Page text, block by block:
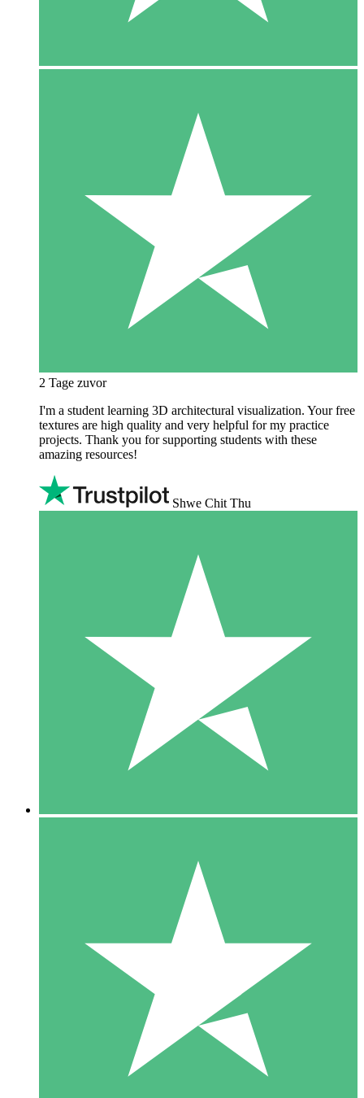
2 Tage zuvor
I'm a student learning 3D architectural visualization. Your free
textures are high quality and very helpful for my practice
projects. Thank you for supporting students with these
amazing resources!
Shwe Chit Thu